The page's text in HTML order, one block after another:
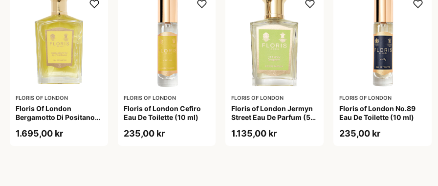
FLORIS OF LONDON
Floris Of London
Bergamotto Di Positano
1.695,00 kr
FLORIS OF LONDON
Floris of London Cefiro
Eau De Toilette (10 ml)
235,00 kr
FLORIS OF LONDON
Floris of London Jermyn
Street Eau De Parfum (50
1.135,00 kr
FLORIS OF LONDON
Floris of London No.89
Eau De Toilette (10 ml)
235,00 kr